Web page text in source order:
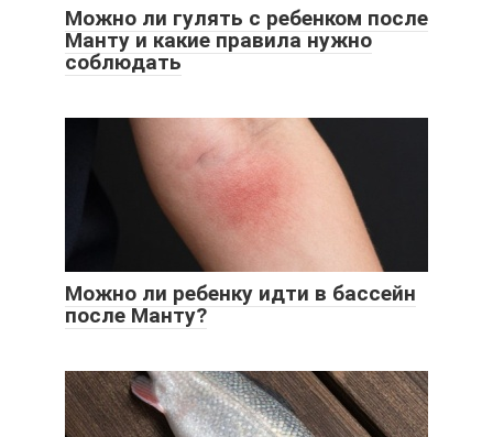
Можно ли гулять с ребенком после
Манту и какие правила нужно
соблюдать
Можно ли ребенку идти в бассейн
после Манту?